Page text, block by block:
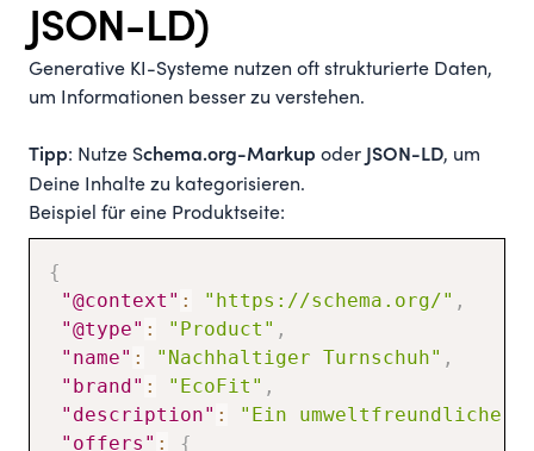
JSON-LD)
Generative KI-Systeme nutzen oft strukturierte Daten,
um Informationen besser zu verstehen.
Tipp: Nutze Schema.org-Markup oder JSON-LD, um
Deine Inhalte zu kategorisieren.
Beispiel für eine Produktseite:
{
"@context" : "https://schema.org/" ,
"@type" : "Product" ,
"name" : "Nachhaltiger Turnschuh" ,
"brand" : "EcoFit" ,
"description" :
"Ein umweltfreundlicher
"offers" :
{